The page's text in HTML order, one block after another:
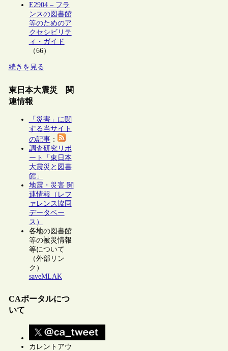
E2904 – フラ
ンスの図書館
等のためのア
クセシビリテ
ィ・ガイド
（66）
続きを見る
東日本大震災 関
連情報
「災害」に関
する当サイト
の記事：
調査研究リポ
ート「東日本
大震災と図書
館」
地震・災害 関
連情報（レフ
ァレンス協同
データベー
ス）
各地の図書館
等の被災情報
等について
（外部リン
ク）
saveMLAK
CAポータルにつ
いて
カレントアウ